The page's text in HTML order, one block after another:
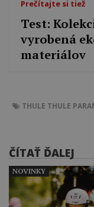
Prečítajte si tiež
Test:
vyrobená
materiálov
THULE THULE
ČÍTAŤ ĎALEJ
NOVINKY